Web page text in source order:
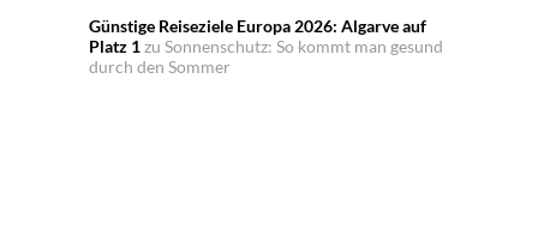
Günstige Reiseziele Europa 2026: Algarve auf
Platz 1zu Sonnenschutz: So kommt man gesund
durch den Sommer